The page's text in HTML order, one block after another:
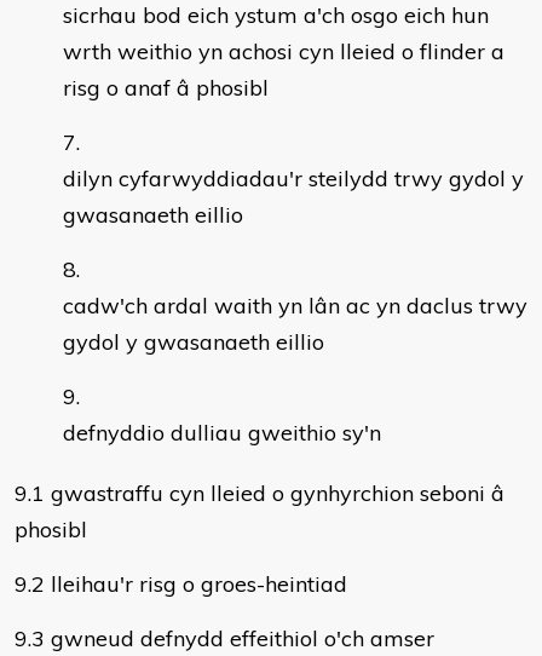
sicrhau bod eich ystum a'ch osgo eich hun
wrth weithio yn achosi cyn lleied o flinder a
risg o anaf â phosibl
dilyn cyfarwyddiadau'r steilydd trwy gydol y
gwasanaeth eillio
cadw'ch ardal waith yn lân ac yn daclus trwy
gydol y gwasanaeth eillio
defnyddio dulliau gweithio sy'n
9.1 gwastraffu cyn lleied o gynhyrchion seboni â
phosibl
9.2 lleihau'r risg o groes-heintiad
9.3 gwneud defnydd effeithiol o'ch amser